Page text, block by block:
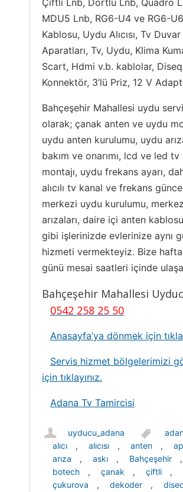
Çiftli Lnb, Dörtlü Lnb, Quadro
MDU5 Lnb, RG6-U4 ve RG6-
Kablosu, Uydu Alıcısı, Tv Duvar
Aparatları, Tv, Uydu, Klima
Scart, Hdmi v.b. kablolar,
Konnektör, 3’lü Priz, 12 V
Bahçeşehir Mahallesi uydu
olarak; çanak anten ve uydu
uydu anten kurulumu, uydu
bakım ve onarımı, lcd ve led
montajı, uydu frekans ayarı,
alıcılı tv kanal ve frekans
merkezi uydu kurulumu,
arızaları, daire içi anten
gibi işlerinizde evlerinize aynı
hizmeti vermekteyiz. Bize
günü mesai saatleri içinde
Bahçeşehir Mahallesi
0542 258 25 50
Anasayfa’ya dönmek için
Servis hizmet bölgelerimizi
için tıklayınız.
Adana Tv Tamircisi
uyducu_adana
alıcı
, alıcısı , anten ,
arıza
, askı , Bahçeşehir
,
botech
, çanak , çiftli
,
çukurova
, dekoder ,